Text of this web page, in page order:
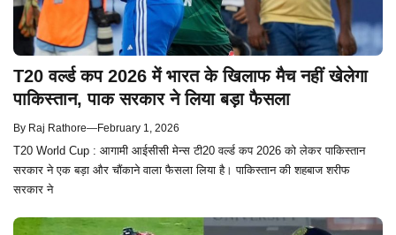
T20 वर्ल्ड कप 2026 में भारत के खिलाफ मैच नहीं खेलेगा
पाकिस्तान, पाक सरकार ने लिया बड़ा फैसला
By Raj Rathore—February 1, 2026
T20 World Cup : आगामी आईसीसी मेन्स टी20 वर्ल्ड कप 2026 को लेकर पाकिस्तान
सरकार ने एक बड़ा और चौंकाने वाला फैसला लिया है। पाकिस्तान की शहबाज शरीफ
सरकार ने